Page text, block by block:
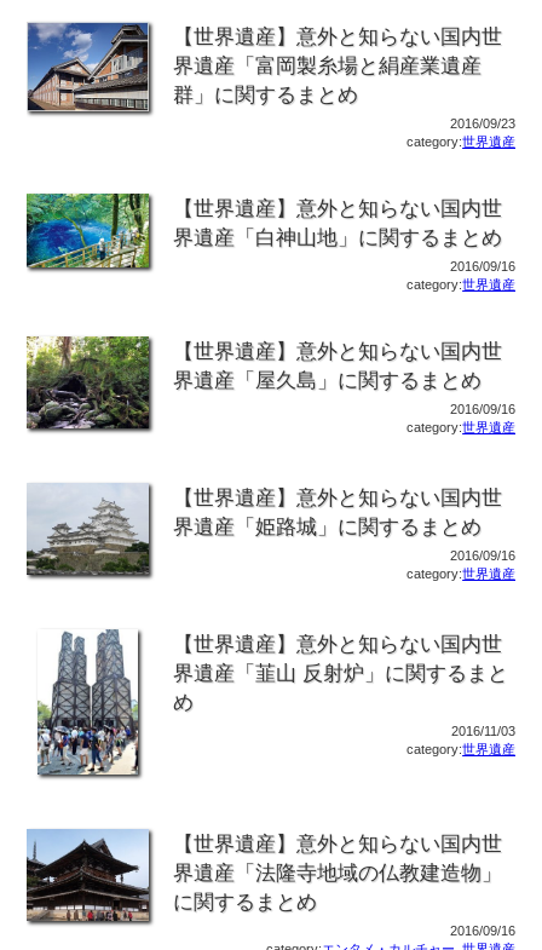
【世界遺産】意外と知らない国内世
界遺産「富岡製糸場と絹産業遺産
群」に関するまとめ
2016/09/23
category:世界遺産
【世界遺産】意外と知らない国内世
界遺産「白神山地」に関するまとめ
2016/09/16
category:世界遺産
【世界遺産】意外と知らない国内世
界遺産「屋久島」に関するまとめ
2016/09/16
category:世界遺産
【世界遺産】意外と知らない国内世
界遺産「姫路城」に関するまとめ
2016/09/16
category:世界遺産
【世界遺産】意外と知らない国内世
界遺産「韮山 反射炉」に関するまと
め
2016/11/03
category:世界遺産
【世界遺産】意外と知らない国内世
界遺産「法隆寺地域の仏教建造物」
に関するまとめ
2016/09/16